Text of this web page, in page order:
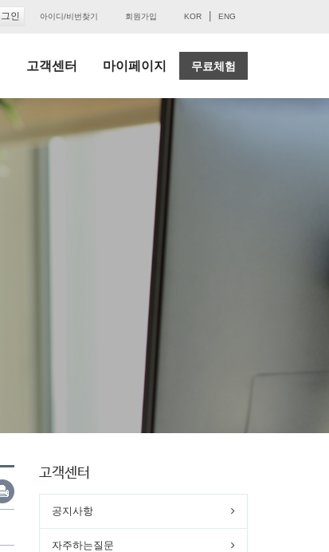
아이디/비번찾기 회원가입 KOR ENG
고객센터 마이페이지 무료체험
고객센터
공지사항
자주하는질문